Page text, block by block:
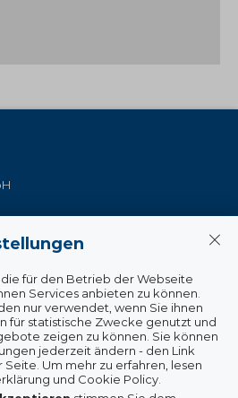
für den Betrieb der Webseite
Services anbieten zu können.
nur verwendet, wenn Sie ihnen
für statistische Zwecke genutzt und
zeigen zu können. Sie können
jederzeit ändern - den Link
Um mehr zu erfahren, lesen
und Cookie Policy.